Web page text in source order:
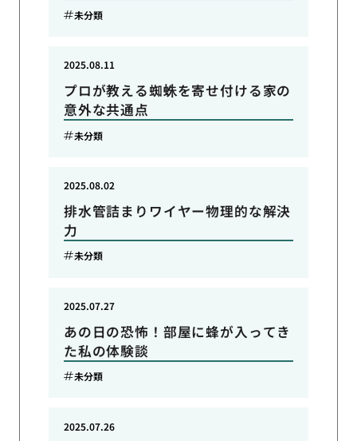
未分類
プロが教える蜘蛛を寄せ付ける家の
意外な共通点
2025.08.11
未分類
排水管詰まりワイヤー物理的な解決
力
2025.08.02
未分類
あの日の恐怖！部屋に蜂が入ってき
た私の体験談
2025.07.27
未分類
2025.07.26